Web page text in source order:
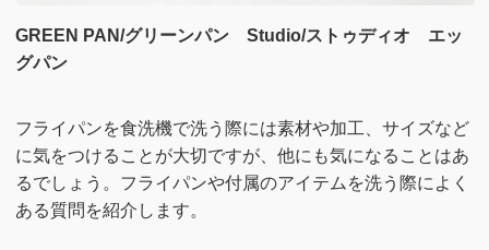
GREEN PAN/グリーンパン Studio/ストゥディオ エッ
グパン
フライパンを食洗機で洗う際には素材や加工、サイズなど
に気をつけることが大切ですが、他にも気になることはあ
るでしょう。フライパンや付属のアイテムを洗う際によく
ある質問を紹介します。